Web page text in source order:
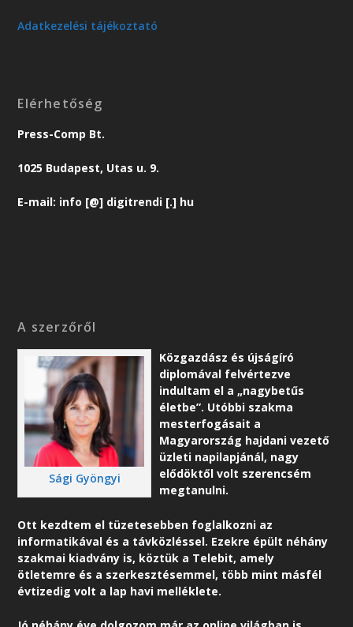
Adatkezelési tájékoztató
Elérhetőség
Press-Comp Bt.
1025 Budapest, Utas u. 9.
E-mail: info [@] digitrendi [.] hu
A szerzőről
Sági Gyöngyi
Közgazdász és újságíró
diplomával felvértezve
indultam el a „nagybetűs
életbe”. Utóbbi szakma
mesterfogásait a
Magyarország hajdani vezető
üzleti napilapjánál, nagy
elődöktől volt szerencsém
megtanulni.
Ott kezdtem el tüzetesebben foglalkozni az
informatikával és a távközléssel. Ezekre épült néhány
szakmai kiadvány is, köztük a Telebit, amely
ötletemre és a szerkesztésemmel, több mint másfél
évtizedig volt a lap havi melléklete.